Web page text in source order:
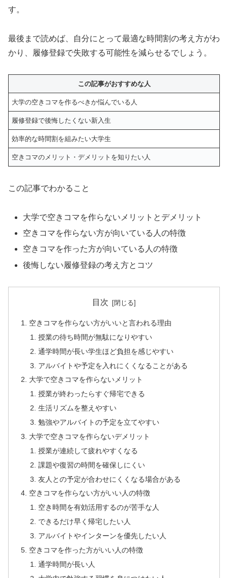
す。
最後まで読めば、自分にとって最適な時間割の考え方がわ
かり、履修登録で失敗する可能性を減らせるでしょう。
この記事がおすすめな人
大学の空きコマを作るべきか悩んでいる人
履修登録で後悔したくない新入生
効率的な時間割を組みたい大学生
空きコマのメリット・デメリットを知りたい人
この記事でわかること
大学で空きコマを作らないメリットとデメリット
空きコマを作らない方が向いている人の特徴
空きコマを作った方が向いている人の特徴
後悔しない履修登録の考え方とコツ
目次
空きコマを作らない方がいいと言われる理由
授業の待ち時間が無駄になりやすい
通学時間が長い学生ほど負担を感じやすい
アルバイトや予定を入れにくくなることがある
大学で空きコマを作らないメリット
授業が終わったらすぐ帰宅できる
生活リズムを整えやすい
勉強やアルバイトの予定を立てやすい
大学で空きコマを作らないデメリット
授業が連続して疲れやすくなる
課題や復習の時間を確保しにくい
友人との予定が合わせにくくなる場合がある
空きコマを作らない方がいい人の特徴
空き時間を有効活用するのが苦手な人
できるだけ早く帰宅したい人
アルバイトやインターンを優先したい人
空きコマを作った方がいい人の特徴
通学時間が長い人